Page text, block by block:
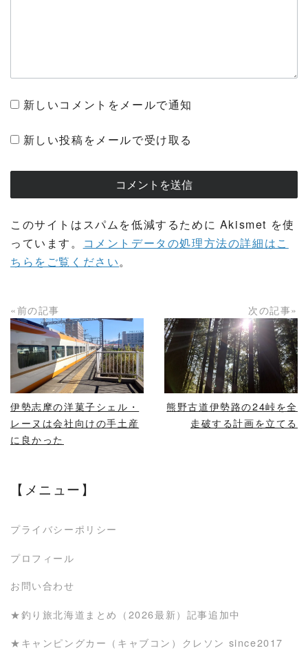
新しいコメントをメールで通知
新しい投稿をメールで受け取る
このサイトはスパムを低減するために Akismet を使
っています。
コメントデータの処理方法の詳細はこ
ちらをご覧ください。
«前の記事
READ MORE
伊勢志摩の洋菓子シェル・
レーヌは会社向けの手土産
に良かった
次の記事»
READ MORE
熊野古道伊勢路の24峠を全
走破する計画を立てる
【メニュー】
プライバシーポリシー
プロフィール
お問い合わせ
★釣り旅北海道まとめ（2026最新）記事追加中
★キャンピングカー（キャブコン）クレソン since2017